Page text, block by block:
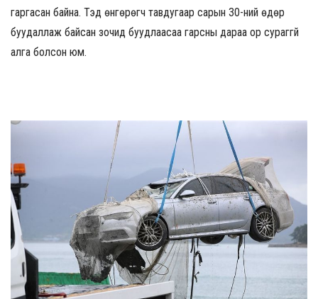
гаргасан байна. Тэд өнгөрөгч тавдугаар сарын 30-ний өдөр
буудаллаж байсан зочид буудлаасаа гарсны дараа ор сураггүй
алга болсон юм.